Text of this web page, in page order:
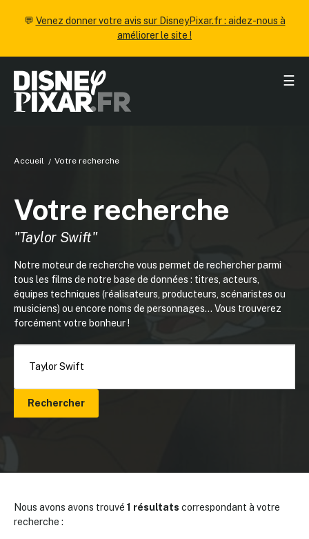
💬 Venez donner votre avis sur DisneyPixar.fr : aidez-nous à
améliorer le site !
☰
Accueil Votre recherche
Votre recherche
"Taylor Swift"
Notre moteur de recherche vous permet de rechercher parmi
tous les films de notre base de données : titres, acteurs,
équipes techniques (réalisateurs, producteurs, scénaristes ou
musiciens) ou encore noms de personnages... Vous trouverez
forcément votre bonheur !
Rechercher
Nous avons avons trouvé 1 résultats correspondant à votre
recherche :